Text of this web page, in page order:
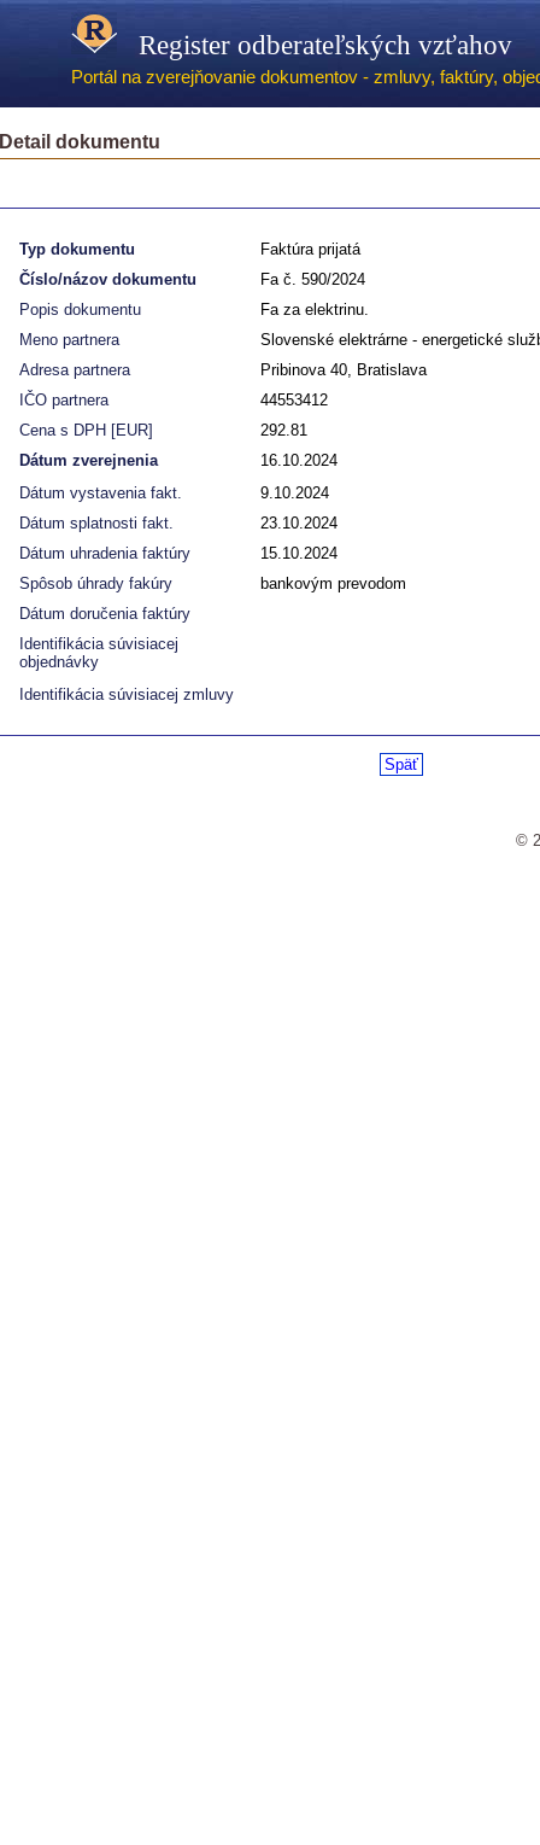
Register odberateľských vzťahov
Portál na zverejňovanie dokumentov - zmluvy, faktúry,
Detail dokumentu
Typ dokumentu
Faktúra prijatá
Číslo/názov dokumentu
Fa č. 590/2024
Popis dokumentu
Fa za elektrinu.
Meno partnera
Slovenské elektrárne - energetické
Adresa partnera
Pribinova 40, Bratislava
IČO partnera
44553412
Cena s DPH [EUR]
292.81
Dátum zverejnenia
16.10.2024
Dátum vystavenia fakt.
9.10.2024
Dátum splatnosti fakt.
23.10.2024
Dátum uhradenia faktúry
15.10.2024
Spôsob úhrady fakúry
bankovým prevodom
Dátum doručenia faktúry
Identifikácia súvisiacej
objednávky
Identifikácia súvisiacej zmluvy
Späť
©